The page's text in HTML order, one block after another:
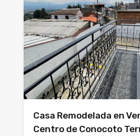
Casa Remodelada en
Centro de Conocoto